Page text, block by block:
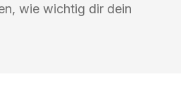
wie wichtig dir dein